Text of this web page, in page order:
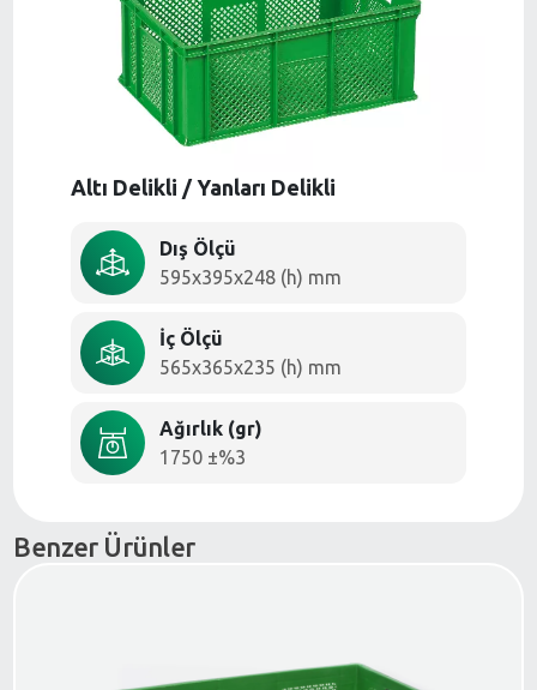
Altı Delikli / Yanları Delikli
Dış Ölçü
595x395x248 (h) mm
İç Ölçü
565x365x235 (h) mm
Ağırlık (gr)
1750 ±%3
Benzer Ürünler